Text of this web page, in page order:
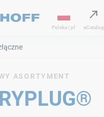
Polska | pl eCatalog
ASORTYMENT